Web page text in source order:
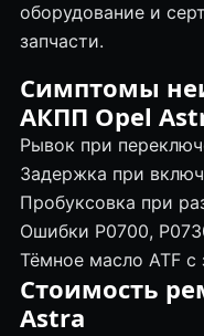
оборудование и
запчасти.
Симптомы
АКПП Opel
Рывок при
Задержка при
Пробуксовка при
Ошибки P0700,
Тёмное масло ATF с
Стоимость
Astra